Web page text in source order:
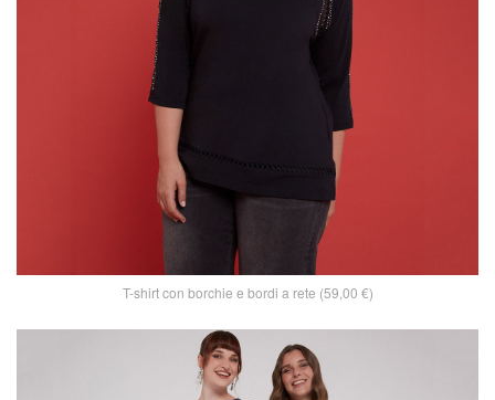
T-shirt con borchie e bordi a rete (59,00 €)